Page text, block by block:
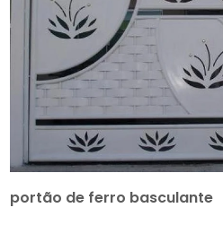
portão de ferro basculante